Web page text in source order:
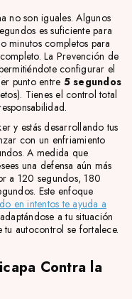
no son iguales. Algunos
es suficiente para
minutos completos para
La Prevención de
configurar el
punto entre 5 segundos
Tienes el control total
y estás desarrollando tus
con un enfriamiento
A medida que
una defensa aún más
a 120 segundos, 180
Este enfoque
en intentos te ayuda a
a tu situación
autocontrol se fortalece.
Contra la